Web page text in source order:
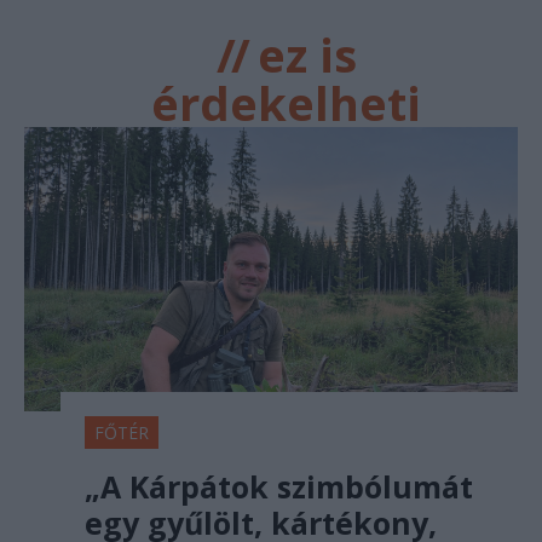
//ez is
érdekelheti
FŐTÉR
„A Kárpátok szimbólumát
egy gyűlölt, kártékony,